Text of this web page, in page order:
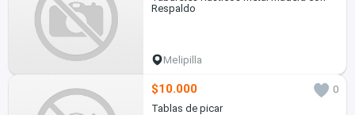
Respaldo
Melipilla
$10.000
0
Tablas de picar